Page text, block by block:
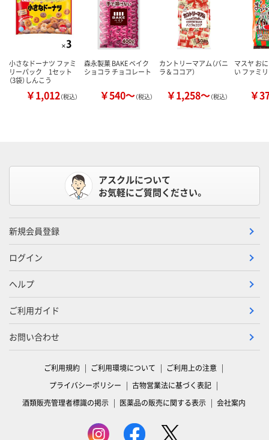
小さなドーナツ ファミ
リーパック 1セット
（3袋）しんこう
￥1,012（税込）
森永製菓 BAKE ベイク
ショコラ チョコレート
￥540～（税込）
カントリーマアム（バニ
ラ＆ココア）
￥1,258～（税込）
マスヤ お
い ファミ
￥
アスクルについて
お気軽にご質問ください。
新規会員登録
ログイン
ヘルプ
ご利用ガイド
お問い合わせ
ご利用規約 ご利用環境について
ご利用上の注意
プライバシーポリシー
古物営業法に基づく表記
酒類販売管理者標識の掲示
医薬品の販売に関する表示 会社案内